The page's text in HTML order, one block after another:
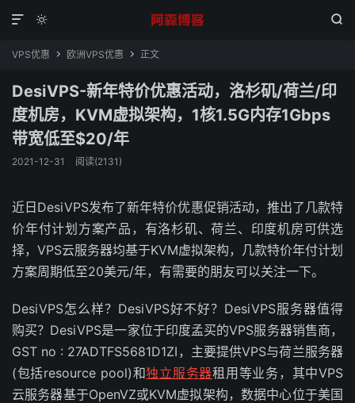
 

VPS优惠  欧洲VPS优惠  正文
DesiVPS-新年特价优惠活动，洛杉矶/荷兰/印
度机房，KVM虚拟架构，1核1.5G内存1Gbps
带宽低至$20/年
2021-12-31 阅读(2131)
近日DesiVPS发布了新年特价优惠促销活动，推出了几款特
价年付计划方案产品，有洛杉矶、荷兰、印度机房可供选
择，VPS云服务器均基于KVM虚拟架构，几款特价年付计划
方案周期低至20美元/年，有需要的朋友可以关注一下。
DesiVPS怎么样？DesiVPS好不好？DesiVPS服务器值得
购买？DesiVPS是一家位于印度孟买的VPS服务器销售商，
GST no : 27ADTFS5681D1ZI，主要提供VPS与荷兰服务器
(包括resource pool)和独立服务器租用等业务，其中VPS
云服务器基于OpenVZ或KVM虚拟架构，数据中心位于美国